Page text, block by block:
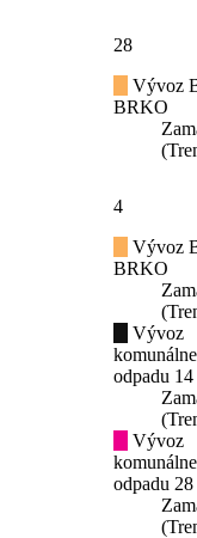
28
Vývoz
BRKO
4
Vývoz
BRKO
Vývoz
odpadu
Vývoz
odpadu